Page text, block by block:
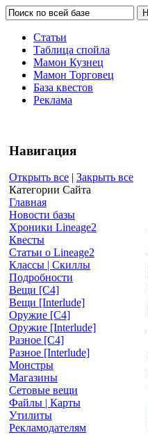
Статьи
Таблица спойла
Мамон Кузнец
Мамон Торговец
База квестов
Реклама
Навигация
Открыть все | Закрыть все
Категории Сайта
Главная
Новости базы
Хроники Lineage2
Квесты
Статьи о Lineage2
Классы | Скиллы
Подробности
Вещи [С4]
Вещи [Interlude]
Оружие [С4]
Оружие [Interlude]
Разное [C4]
Разное [Interlude]
Монстры
Магазины
Сетовые вещи
Файлы | Карты
Утилиты
Рекламодателям